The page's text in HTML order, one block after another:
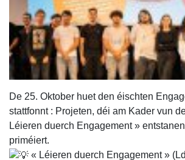
De 25. Oktober huet den éischten
stattfonnt : Projeten, déi am Kader vun
Léieren duerch Engagement »
priméiert.
« Léieren duerch Engagement »